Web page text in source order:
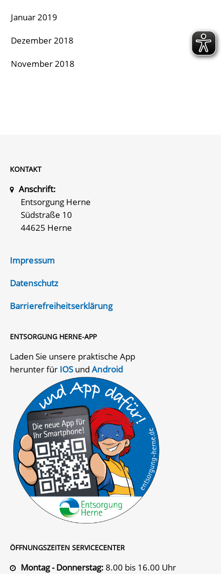
Januar 2019
Dezember 2018
November 2018
KONTAKT
Anschrift:
Entsorgung Herne
Südstraße 10
44625 Herne
Impressum
Datenschutz
Barrierefreiheitserklärung
ENTSORGUNG HERNE-APP
Laden Sie unsere praktische App
herunter für IOSundAndroid
ÖFFNUNGSZEITEN SERVICECENTER
Montag - Donnerstag: 8.00 bis 16.00 Uhr